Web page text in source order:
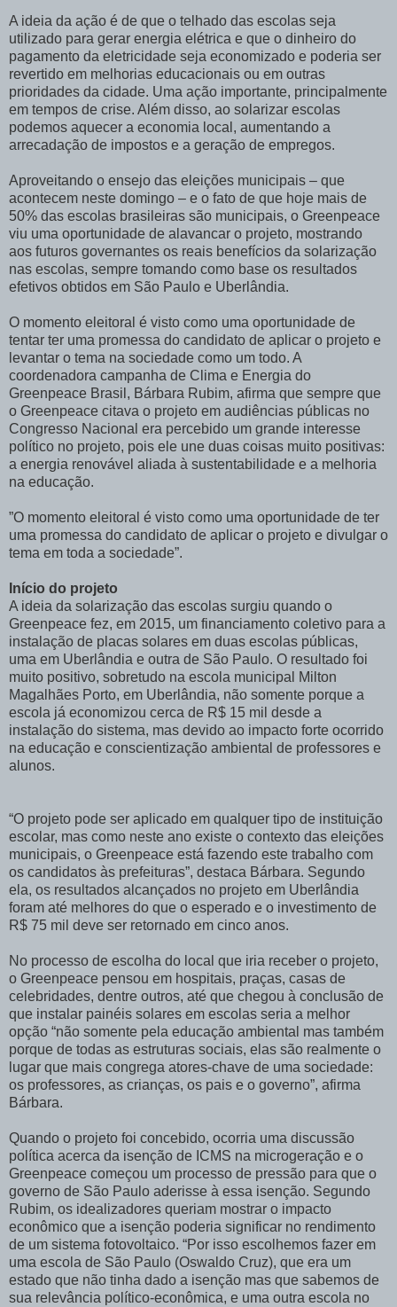
A ideia da ação é de que o telhado das escolas seja
utilizado para gerar energia elétrica e que o dinheiro do
pagamento da eletricidade seja economizado e poderia ser
revertido em melhorias educacionais ou em outras
prioridades da cidade. Uma ação importante, principalmente
em tempos de crise. Além disso, ao solarizar escolas
podemos aquecer a economia local, aumentando a
arrecadação de impostos e a geração de empregos.
Aproveitando o ensejo das eleições municipais – que
acontecem neste domingo – e o fato de que hoje mais de
50% das escolas brasileiras são municipais, o Greenpeace
viu uma oportunidade de alavancar o projeto, mostrando
aos futuros governantes os reais benefícios da solarização
nas escolas, sempre tomando como base os resultados
efetivos obtidos em São Paulo e Uberlândia.
O momento eleitoral é visto como uma oportunidade de
tentar ter uma promessa do candidato de aplicar o projeto e
levantar o tema na sociedade como um todo. A
coordenadora campanha de Clima e Energia do
Greenpeace Brasil, Bárbara Rubim, afirma que sempre que
o Greenpeace citava o projeto em audiências públicas no
Congresso Nacional era percebido um grande interesse
político no projeto, pois ele une duas coisas muito positivas:
a energia renovável aliada à sustentabilidade e a melhoria
na educação.
”O momento eleitoral é visto como uma oportunidade de ter
uma promessa do candidato de aplicar o projeto e divulgar o
tema em toda a sociedade”.
Início do projeto
A ideia da solarização das escolas surgiu quando o
Greenpeace fez, em 2015, um financiamento coletivo para a
instalação de placas solares em duas escolas públicas,
uma em Uberlândia e outra de São Paulo. O resultado foi
muito positivo, sobretudo na escola municipal Milton
Magalhães Porto, em Uberlândia, não somente porque a
escola já economizou cerca de R$ 15 mil desde a
instalação do sistema, mas devido ao impacto forte ocorrido
na educação e conscientização ambiental de professores e
alunos.
“O projeto pode ser aplicado em qualquer tipo de instituição
escolar, mas como neste ano existe o contexto das eleições
municipais, o Greenpeace está fazendo este trabalho com
os candidatos às prefeituras”, destaca Bárbara. Segundo
ela, os resultados alcançados no projeto em Uberlândia
foram até melhores do que o esperado e o investimento de
R$ 75 mil deve ser retornado em cinco anos.
No processo de escolha do local que iria receber o projeto,
o Greenpeace pensou em hospitais, praças, casas de
celebridades, dentre outros, até que chegou à conclusão de
que instalar painéis solares em escolas seria a melhor
opção “não somente pela educação ambiental mas também
porque de todas as estruturas sociais, elas são realmente o
lugar que mais congrega atores-chave de uma sociedade:
os professores, as crianças, os pais e o governo”, afirma
Bárbara.
Quando o projeto foi concebido, ocorria uma discussão
política acerca da isenção de ICMS na microgeração e o
Greenpeace começou um processo de pressão para que o
governo de São Paulo aderisse à essa isenção. Segundo
Rubim, os idealizadores queriam mostrar o impacto
econômico que a isenção poderia significar no rendimento
de um sistema fotovoltaico. “Por isso escolhemos fazer em
uma escola de São Paulo (Oswaldo Cruz), que era um
estado que não tinha dado a isenção mas que sabemos de
sua relevância político-econômica, e uma outra escola no